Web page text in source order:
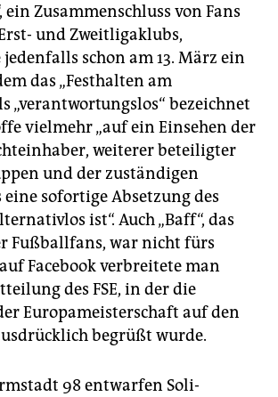
ein Zusammenschluss von Fans
und Zweitligaklubs,
schon am 13. März ein
das „Festhalten am
„verantwortungslos“ bezeichnet
vielmehr „auf ein Einsehen der
weiterer beteiligter
und der zuständigen
eine sofortige Absetzung des
ist“. Auch „Baff“, das
Fußballfans, war nicht fürs
Facebook verbreitete man
des FSE, in der die
Europameisterschaft auf den
begrüßt wurde.
98 entwarfen Soli-